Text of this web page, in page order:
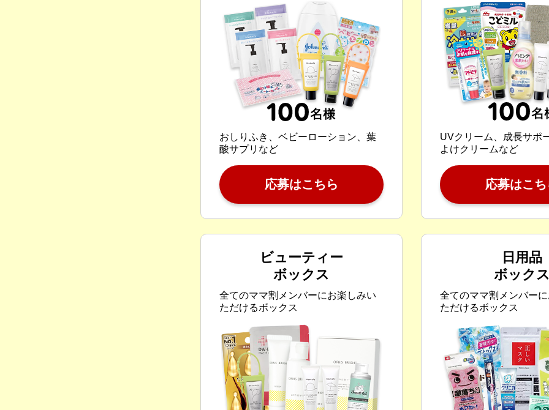
おしりふき、ベビーローション、葉
酸サプリなど
応募はこちら
UVクリーム、成長サポ
よけクリームなど
応募はこ
ビューティー
ボックス
全てのママ割メンバーにお楽しみい
ただけるボックス
日用品
ボック
全てのママ割メンバー
ただけるボックス